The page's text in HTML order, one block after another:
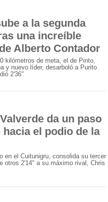
a la segunda
una increíble
Alberto Contador
kilómetros de meta, el de Pinto,
y nuevo líder, desarboló a Purito
2'36"
da un paso
hacia el podio de la
en el Cuitunigru, consolida su tercer
otros 2'14" a su máximo rival, Chris